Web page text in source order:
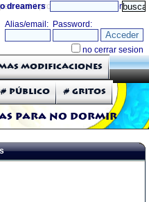
and it probably will» directorio
dreamers
para no dormir
modificaciones
# Público # Gritos